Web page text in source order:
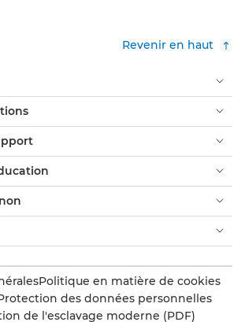
Revenir en haut
Politique en matière de cookies
des données personnelles
de l'esclavage moderne (PDF)